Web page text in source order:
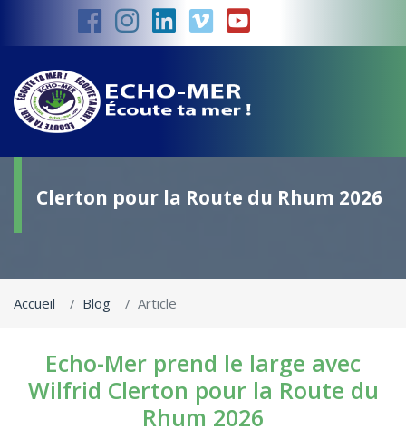
Echo-Mer prend le large avec Wilfrid
Clerton pour la Route du Rhum 2026
Accueil Blog Article
Echo-Mer prend le large avec
Wilfrid Clerton pour la Route du
Rhum 2026